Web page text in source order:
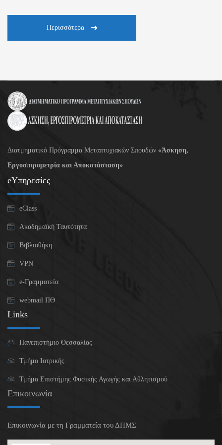
Περισσότερα
Διατμηματικό Πρόγραμμα Μεταπτυχιακών Σπουδών «Άσκηση,
Εργοσπιρομετρία και Αποκατάσταση»
eΥπηρεσίες
eClass
Ακαδημαϊκή Ταυτότητα
Βιβλιοθήκη
VPN
e-Γραμματεία
webmail ΠΘ
Links
Πανεπιστήμιο Θεσσαλίας
Τμήμα Ιατρικής
Τμήμα Επιστήμης Φυσικής Αγωγής και Αθλητισμού
Επικοινωνία
Επικοινωνία με τη Γραμματεία του ΔΠΜΣ